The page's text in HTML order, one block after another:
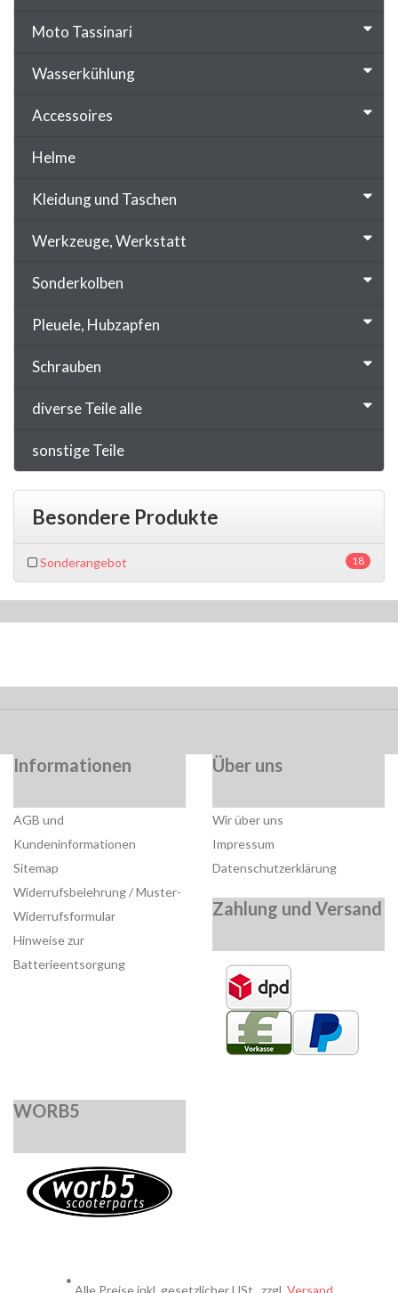
Moto Tassinari
Wasserkühlung
Accessoires
Helme
Kleidung und Taschen
Werkzeuge, Werkstatt
Sonderkolben
Pleuele, Hubzapfen
Schrauben
diverse Teile alle
sonstige Teile
Besondere Produkte
18
Sonderangebot
Informationen
AGB und
Kundeninformationen
Sitemap
Widerrufsbelehrung / Muster-
Widerrufsformular
Hinweise zur
Batterieentsorgung
Über uns
Wir über uns
Impressum
Datenschutzerklärung
Zahlung und Versand
WORB5
* Alle Preise inkl. gesetzlicher USt., zzgl. Versand